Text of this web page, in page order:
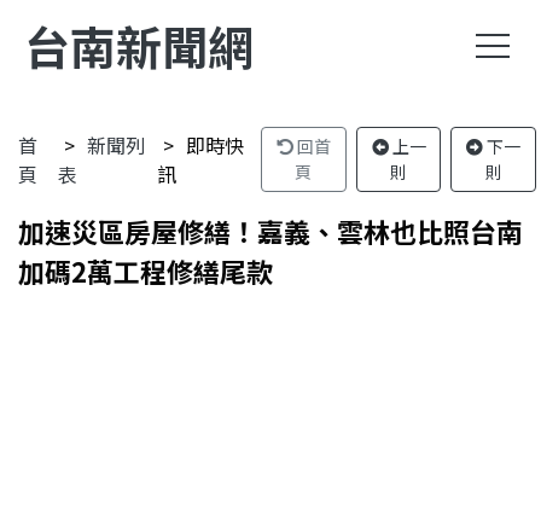
台南新聞網
首
頁
新聞列
表
即時快
訊
回首
頁
上一
則
下一
則
加速災區房屋修繕！嘉義、雲林也比照台南
加碼2萬工程修繕尾款